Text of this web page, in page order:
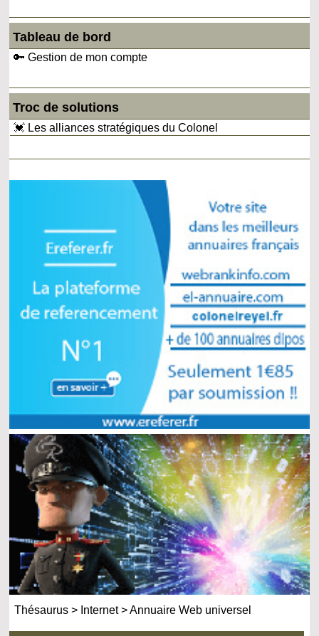
Tableau de bord
🔑 Gestion de mon compte
Troc de solutions
💓 Les alliances stratégiques du Colonel
Thésaurus > Internet>Annuaire Web universel